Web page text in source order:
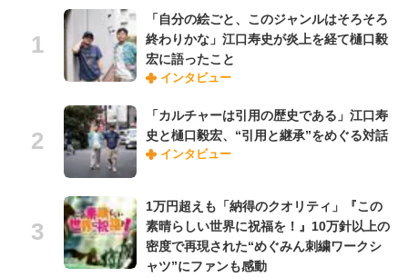
「自分の絵ごと、このジャンルはそろそろ
終わりかな」江口寿史が炎上を経て樋口毅
宏に語ったこと
インタビュー
「カルチャーは引用の歴史である」江口寿
史と樋口毅宏、“引用と継承”をめぐる対話
インタビュー
1万円超えも「納得のクオリティ」『この
素晴らしい世界に祝福を！』10万針以上の
密度で再現された“めぐみん刺繍ワークシ
ャツ”にファンも感動